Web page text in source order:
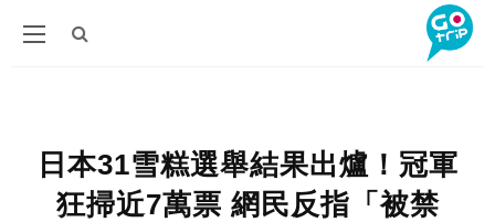
日本31雪糕選舉結果出爐！冠軍
狂掃近7萬票 網民反指「被禁